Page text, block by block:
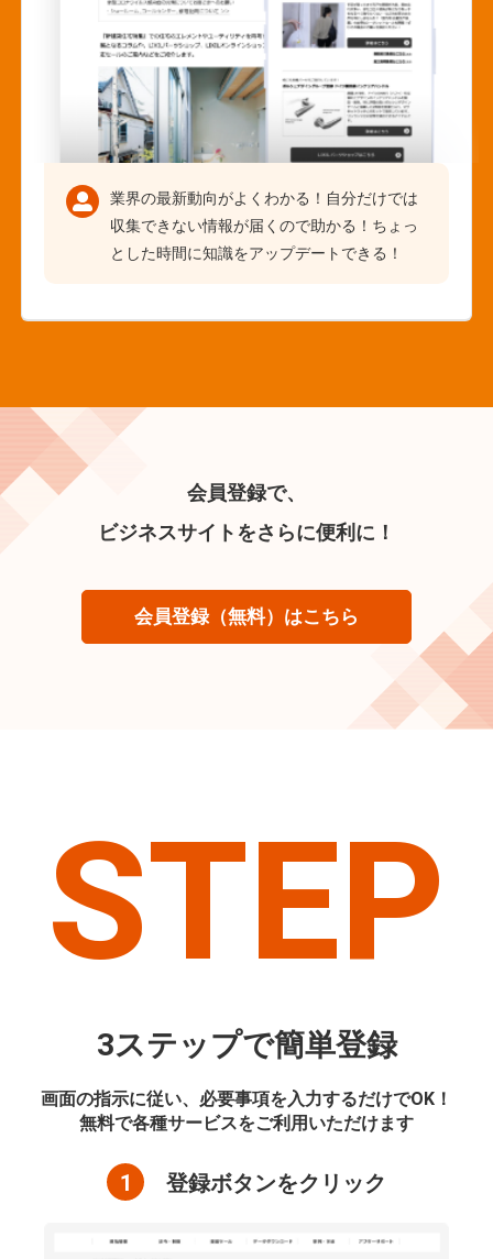
業界の最新動向がよくわかる！自分だけでは
収集できない情報が届くので助かる！ちょっ
とした時間に知識をアップデートできる！
会員登録で、
ビジネスサイトをさらに便利に！
会員登録（無料）はこちら
STEP
3ステップで簡単登録
画面の指示に従い、必要事項を入力するだけでOK！
無料で各種サービスをご利用いただけます
1 登録ボタンをクリック